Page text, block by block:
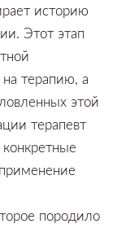
историю
Этот этап
на терапию, а
этой
терапевт
породило